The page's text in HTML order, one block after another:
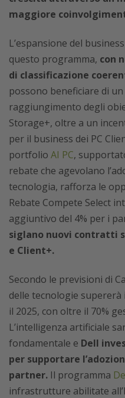
maggiore
L’espansione del
questo programma, con
di classificazione
possono beneficiare di
raggiungimento degli
Storage+, oltre a un
per il business dei PC
portfolio AI PC,
rebate che agevolano
tecnologia, rafforza le
Rebate Compete Select
aggiuntivo del 4% per i
siglano nuovi contratti
e Client+.
Secondo le previsioni di
delle tecnologie
il 2025, con oltre il 70%
L’intelligenza artificiale
fondamentale e Dell
per supportare
partner. Il programma
infrastrutture abilitate